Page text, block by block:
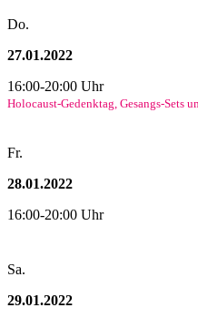
Do.
27.01.2022
16:00-20:00 Uhr
Holocaust-Gedenktag, Gesangs-Sets
Fr.
28.01.2022
16:00-20:00 Uhr
Sa.
29.01.2022